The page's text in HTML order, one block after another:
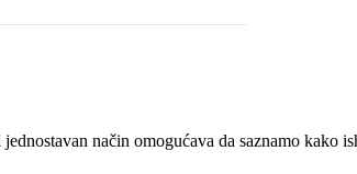
način omogućava da saznamo kako